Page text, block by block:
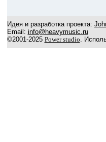
Идея и разработка проекта:
Email: info@heavymusic.ru
©2001-2025 Power studio.